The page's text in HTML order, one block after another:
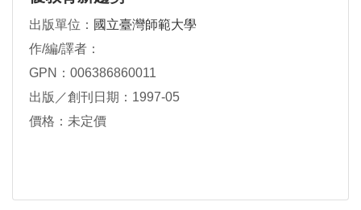
出版單位： 國立臺灣師範大學
作/編/譯者：
GPN：006386860011
出版／創刊日期：1997-05
價格：未定價